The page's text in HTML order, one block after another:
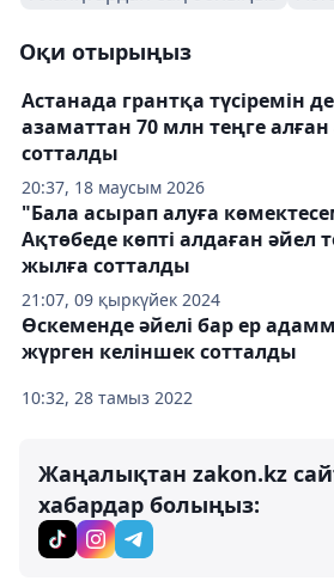
Оқи отырыңыз
20:37, 18 маусым 2026
Астанада грантқа түсіремін
азаматтан 70 млн теңге
сотталды
21:07, 09 қыркүйек 2024
"Бала асырап алуға
Ақтөбеде көпті алдаған әйел
жылға сотталды
10:32, 28 тамыз 2022
Өскеменде әйелі бар ер
жүрген келіншек сотталды
Жаңалықтан zakon.kz
хабардар болыңыз: